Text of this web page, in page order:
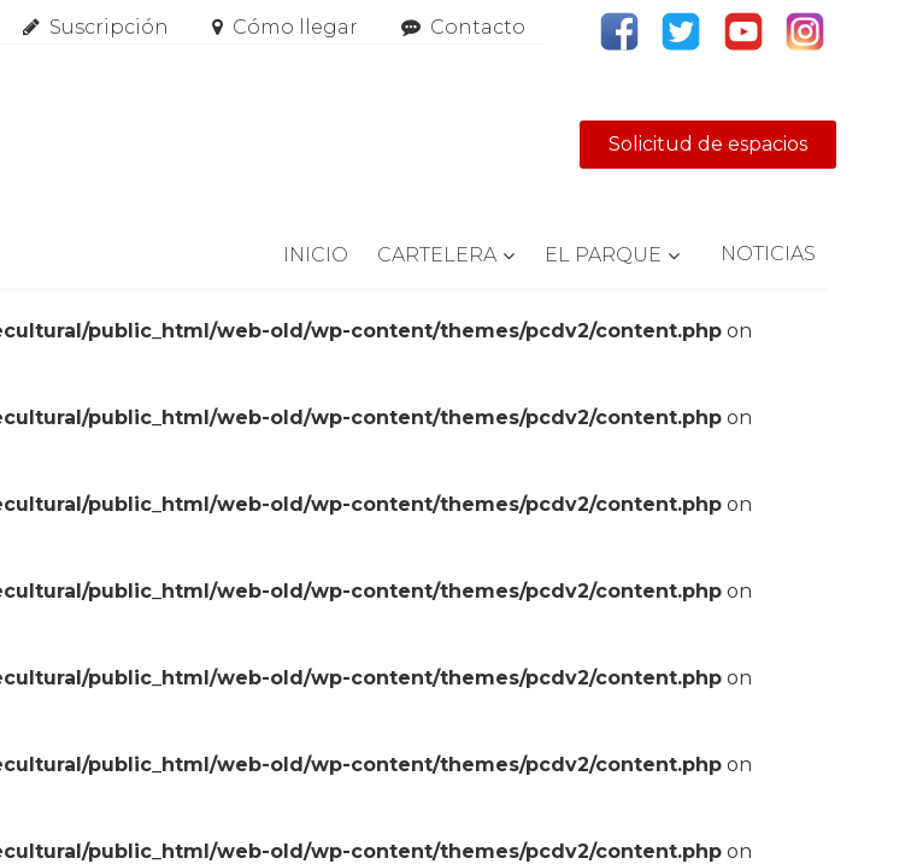
Suscripción Cómo llegar Contacto
Solicitud de espacios
INICIO CARTELERA EL PARQUE NOTICIAS
public_html/web-old/wp-content/themes/pcdv2/content.php on
public_html/web-old/wp-content/themes/pcdv2/content.php on
public_html/web-old/wp-content/themes/pcdv2/content.php on
public_html/web-old/wp-content/themes/pcdv2/content.php on
public_html/web-old/wp-content/themes/pcdv2/content.php on
public_html/web-old/wp-content/themes/pcdv2/content.php on
public_html/web-old/wp-content/themes/pcdv2/content.php on